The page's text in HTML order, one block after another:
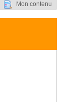
Mon contenu